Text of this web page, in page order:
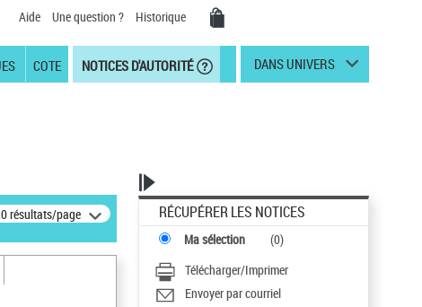
Aide Une question ? Historique
COTE NOTICES D'AUTORITÉ DANS UNIVERS
résultats/page RÉCUPÉRER LES NOTICES
Ma sélection (0)
Télécharger/Imprimer
Envoyer par courriel